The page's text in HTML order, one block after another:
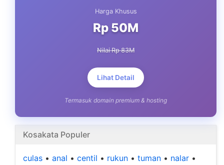
Harga Khusus
Rp 50M
Nilai Rp 83M
Lihat Detail
Termasuk domain premium & hosting
Kosakata Populer
culas • anal • centil • rukun • tuman • nalar •